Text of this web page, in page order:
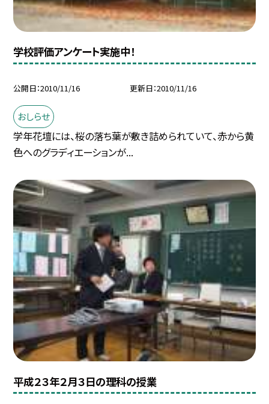
学校評価アンケート実施中！
公開日 2010/11/16 更新日 2010/11/16
おしらせ
学年花壇には、桜の落ち葉が敷き詰められていて、赤から黄
色へのグラディエーションが...
平成２３年２月３日の理科の授業